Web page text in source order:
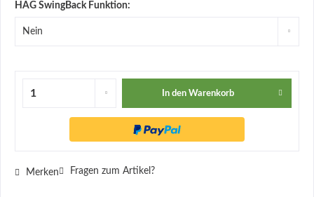
HAG SwingBack Funktion:
In den Warenkorb
Merken Fragen zum Artikel?